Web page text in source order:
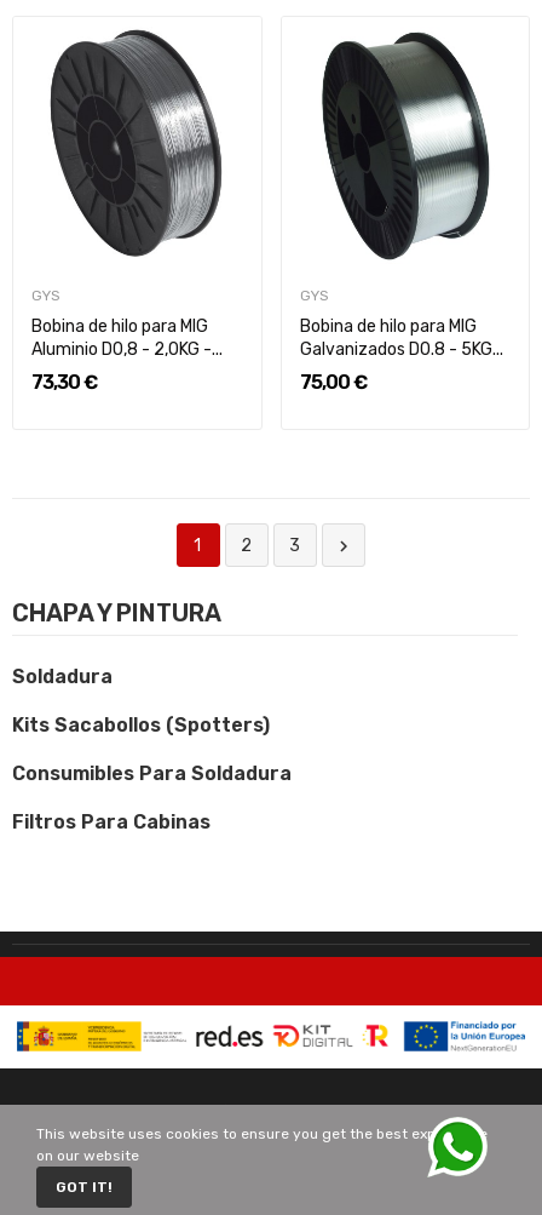
Home
CHAPA Y PINTURA
Soldadura
Kits Sacabollos (Spotters)
Consumibles Para Soldadura
Filtros Para Cabinas
GYS
Bobina de hilo para MIG
Aluminio D0,8 - 2,0KG -...
73,30 €
GYS
Bobina de hilo para MIG
Galvanizados D0.8 - 5KG...
75,00 €
1 2 3 
This website uses cookies to ensure you get the best experience
on our website
GOT IT!